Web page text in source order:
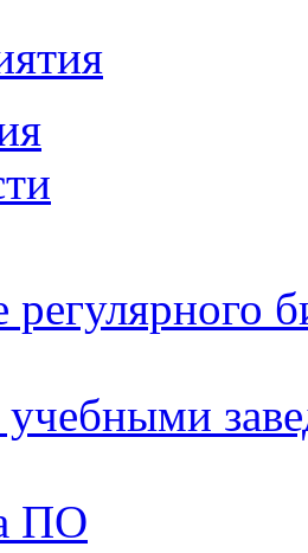
регулярного
учебными
ПО